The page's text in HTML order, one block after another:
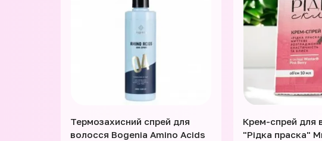
Термозахисний спрей для
волосся Bogenia Amino Acids
Крем-спрей для
"Рідка праска"